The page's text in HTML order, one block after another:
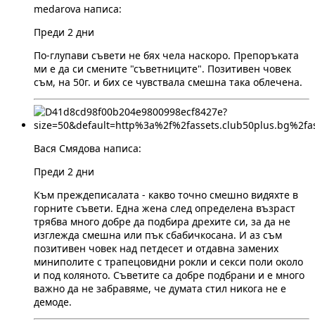
medarova написа:
Преди 2 дни
По-глупави съвети не бях чела наскоро. Препоръката
ми е да си смените "съветниците". Позитивен човек
съм, на 50г. и бих се чувствала смешна така облечена.
Вася Смядова написа:
Преди 2 дни
Към преждеписалата - какво точно смешно видяхте в
горните съвети. Една жена след определена възраст
трябва много добре да подбира дрехите си, за да не
изглежда смешна или пък сбабичкосана. И аз съм
позитивен човек над петдесет и отдавна замених
миниполите с трапецовидни рокли и секси поли около
и под коляното. Съветите са добре подбрани и е много
важно да не забравяме, че думата стил никога не е
демоде.